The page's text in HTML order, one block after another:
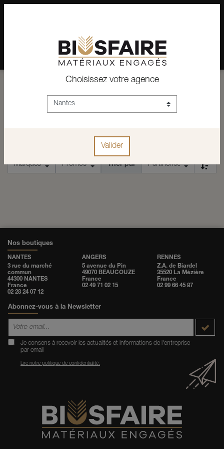
Depuis plus de 15 ans, conseil et vente de matériaux pour un
habitat pérenne.
Trier par
Nos boutiques
NANTES
3 rue du marché
commun
44300 NANTES
France
02 28 24 07 12
ANGERS
5 avenue du Pin
49070 BEAUCOUZE
France
02 49 71 02 15
RENNES
Z.A. de Biardel
35520 La Mézière
France
02 99 66 45 87
Abonnez-vous à la Newsletter
Je consens à recevoir les actualités et informations de l'entreprise
par email
Lire notre politique de confidentialité.
Choisissez votre agence
Valider